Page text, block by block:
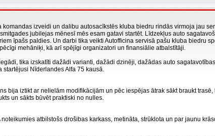
komandas izveidi un dalibu autosacīkstēs kluba biedru rindās virmoja jau
jubilejas mēnesī mēs esam gatavi startēt. Līdzekļus auto
īpašs paldies. Un darbi tika veikti Autofficina servisā pašu kluba biedru
mehāniķi, kā arī spējīgi organizatori un finansiālie atbalstītāji.
tika izskatīti dažādi varianti, dažādi dzinēji, dažādas auto
startējusi Nīderlandes Alfa 75 kausā.
bija iztikt ar nelielām modifikācijām un pēc iespējas ātrak sākt braukt
un sākts būvēt praktiski no nulles.
noteikumies atbilstošs drošibas karkass, metināta, strūklota un par jaunu